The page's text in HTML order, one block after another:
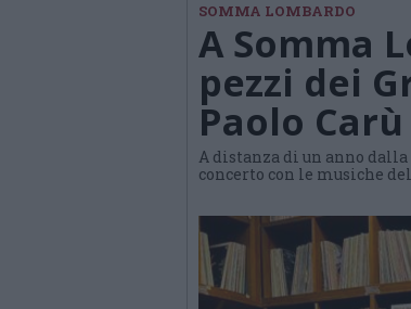
SOMMA LOMBARDO
A Somma
pezzi dei
Paolo Carù
A distanza di un anno dalla
concerto con le musiche